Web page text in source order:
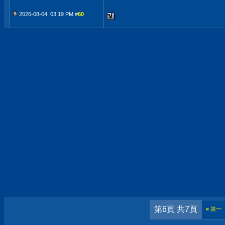
2026-08-04, 03:19 PM #60
第6頁 共7頁 «第一